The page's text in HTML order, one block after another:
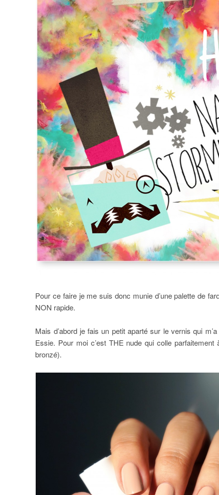
Pour ce faire je me suis donc munie d’une palette de
NON rapide.
Mais d’abord je fais un petit aparté sur le vernis qui
Essie. Pour moi c’est THE nude qui colle
bronzé).